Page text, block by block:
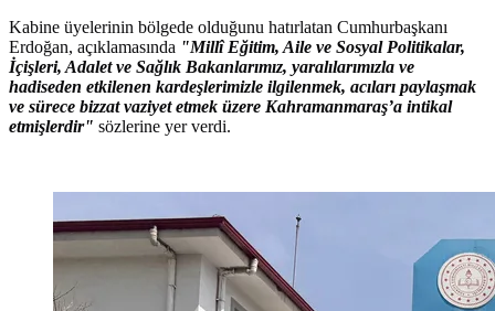
Kabine üyelerinin bölgede olduğunu hatırlatan Cumhurbaşkanı
Erdoğan, açıklamasında "Millî Eğitim, Aile ve Sosyal Politikalar,
İçişleri, Adalet ve Sağlık Bakanlarımız, yaralılarımızla ve
hadiseden etkilenen kardeşlerimizle ilgilenmek, acıları paylaşmak
ve sürece bizzat vaziyet etmek üzere Kahramanmaraş’a intikal
etmişlerdir" sözlerine yer verdi.